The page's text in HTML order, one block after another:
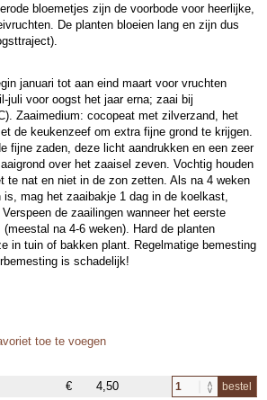
bloemetjes zijn de voorbode voor heerlijke,
De planten bloeien lang en zijn dus
januari tot aan eind maart voor vruchten
juli voor oogst het jaar erna; zaai bij
Zaaimedium: cocopeat met zilverzand, het
de keukenzeef om extra fijne grond te krijgen.
fijne zaden, deze licht aandrukken en een zeer
over het zaaisel zeven. Vochtig houden
te nat en niet in de zon zetten. Als na 4 weken
mag het zaaibakje 1 dag in de koelkast,
de zaailingen wanneer het eerste
na 4-6 weken). Hard de planten
in tuin of bakken plant. Regelmatige bemesting
is schadelijk!
toe te voegen
€ 4,50 bestel